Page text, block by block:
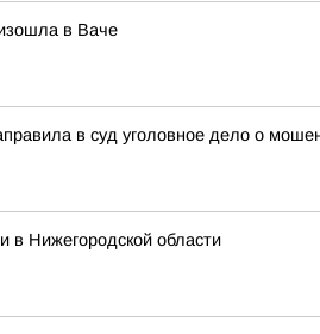
в Ваче
в суд уголовное дело о
в Нижегородской области